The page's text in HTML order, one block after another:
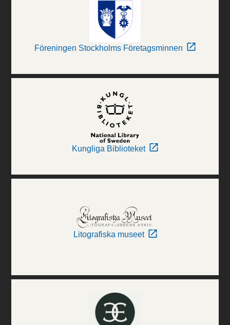
Föreningen Stockholms Företagsminnen
Kungliga Biblioteket
Litografiska museet